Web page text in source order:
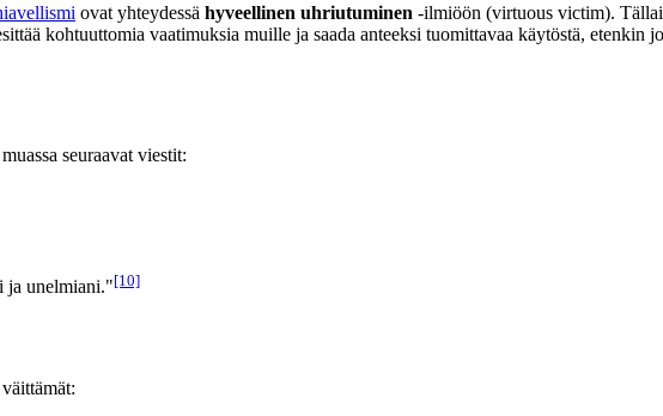
ovat yhteydessä hyveellinen uhriutuminen -ilmiöön (virtuous victim).
kohtuuttomia vaatimuksia muille ja saada anteeksi tuomittavaa käytöstä,
seuraavat viestit:
ja unelmiani."[10]